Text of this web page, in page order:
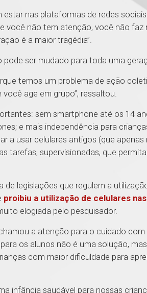
nas plataformas de redes
você não tem atenção, você não faz
é a maior tragédia”.
ser mudado para toda uma
temos um problema de ação
age em grupo”, ressaltou.
sem smartphone até os 14
e mais independência para
a usar celulares antigos (que apenas
tarefas, supervisionadas, que
legislações que regulem a
proibiu a utilização de celulares
elogiada pelo pesquisador.
a atenção para o cuidado
os alunos não é uma solução,
com maior dificuldade para
infância saudável para nossas